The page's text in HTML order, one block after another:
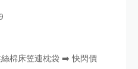
棉床笠連枕袋 ➡️ 快閃價